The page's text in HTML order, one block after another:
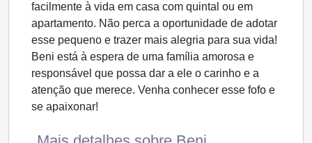
facilmente à vida em casa com quintal ou em
apartamento. Não perca a oportunidade de adotar
esse pequeno e trazer mais alegria para sua vida!
Beni está à espera de uma família amorosa e
responsável que possa dar a ele o carinho e a
atenção que merece. Venha conhecer esse fofo e
se apaixonar!